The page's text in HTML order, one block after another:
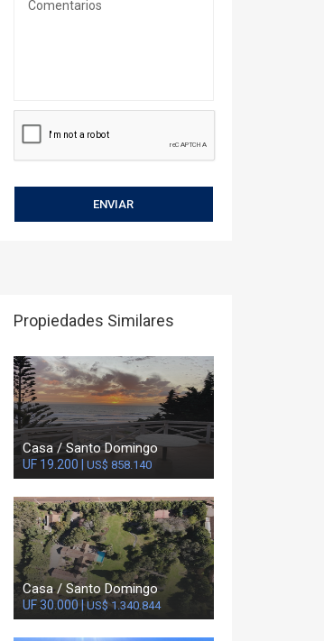
Propiedades Similares
Casa / Santo Domingo
UF 19.200 | US$ 858.140
Casa / Santo Domingo
UF 30.000 | US$ 1.340.844